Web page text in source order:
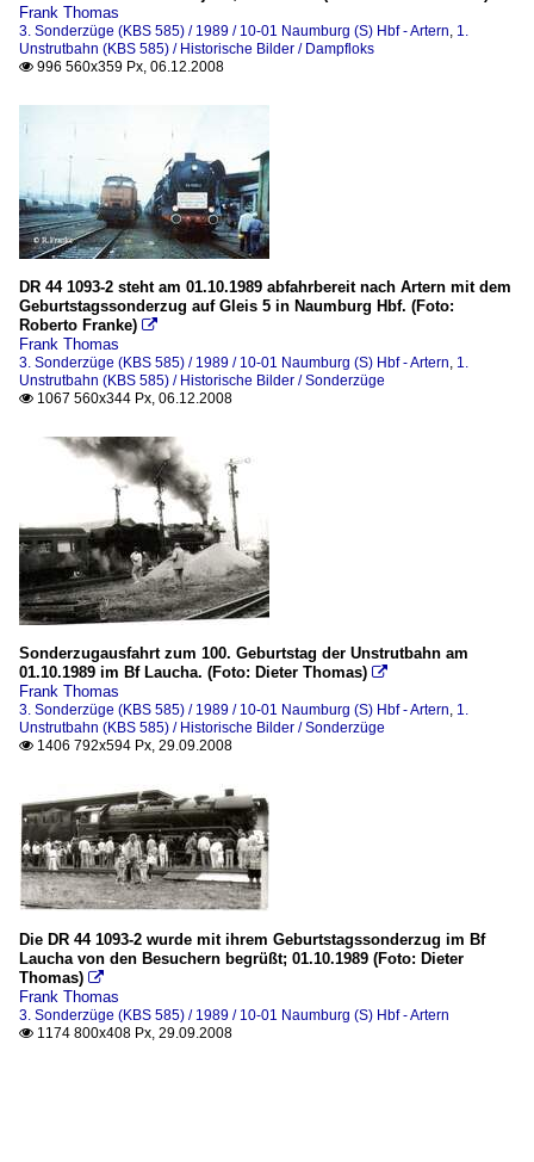
Frank Thomas
3. Sonderzüge (KBS 585) / 1989 / 10-01 Naumburg (S) Hbf - Artern, 1.
Unstrutbahn (KBS 585) / Historische Bilder / Dampfloks
 996 560x359 Px, 06.12.2008
DR 44 1093-2 steht am 01.10.1989 abfahrbereit nach Artern mit dem
Geburtstagssonderzug auf Gleis 5 in Naumburg Hbf. (Foto:
Roberto Franke) 
Frank Thomas
3. Sonderzüge (KBS 585) / 1989 / 10-01 Naumburg (S) Hbf - Artern, 1.
Unstrutbahn (KBS 585) / Historische Bilder / Sonderzüge
 1067 560x344 Px, 06.12.2008
Sonderzugausfahrt zum 100. Geburtstag der Unstrutbahn am
01.10.1989 im Bf Laucha. (Foto: Dieter Thomas) 
Frank Thomas
3. Sonderzüge (KBS 585) / 1989 / 10-01 Naumburg (S) Hbf - Artern, 1.
Unstrutbahn (KBS 585) / Historische Bilder / Sonderzüge
 1406 792x594 Px, 29.09.2008
Die DR 44 1093-2 wurde mit ihrem Geburtstagssonderzug im Bf
Laucha von den Besuchern begrüßt; 01.10.1989 (Foto: Dieter
Thomas) 
Frank Thomas
3. Sonderzüge (KBS 585) / 1989 / 10-01 Naumburg (S) Hbf - Artern
 1174 800x408 Px, 29.09.2008